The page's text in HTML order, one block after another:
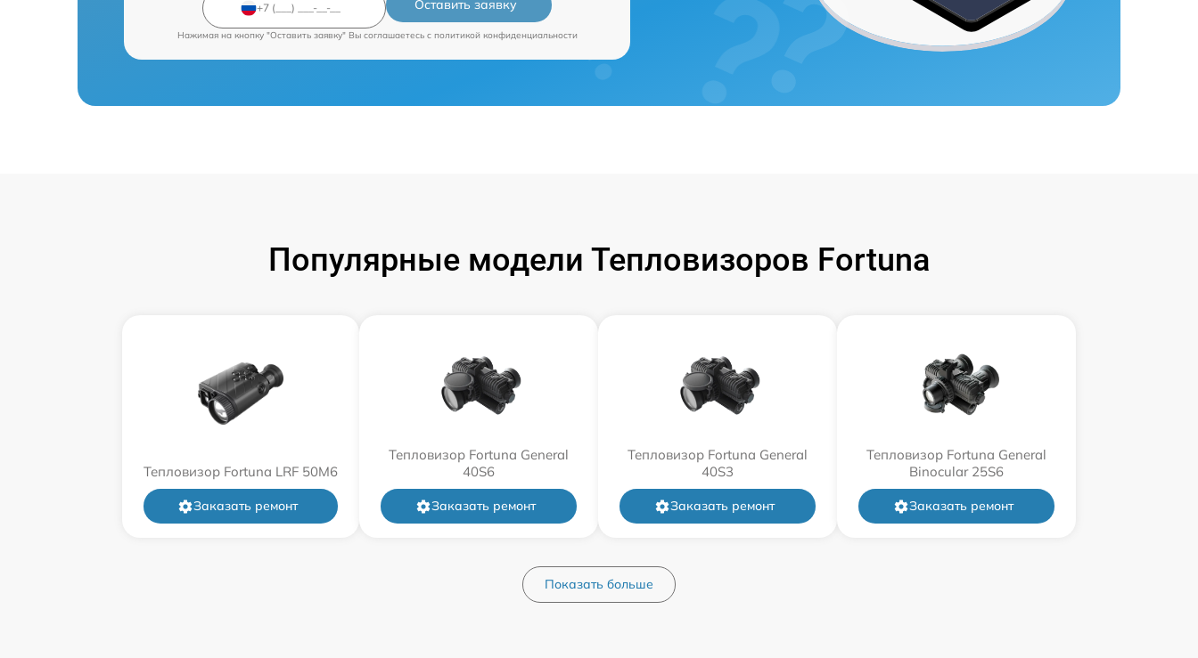
Оставить заявку
Нажимая на кнопку "Оставить заявку" Вы соглашаетесь c политикой конфиденциальности
Популярные модели Тепловизоров Fortuna
Тепловизор Fortuna LRF 50M6
Заказать ремонт
Тепловизор Fortuna General
40S6
Заказать ремонт
Тепловизор Fortuna General
40S3
Заказать ремонт
Тепловизор Fortuna General
Binocular 25S6
Заказать ремонт
Показать больше